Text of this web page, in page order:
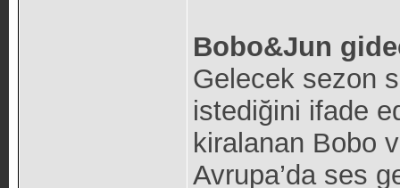
Bobo&Jun
Gelecek sezon
istediğini ifade
kiralanan Bobo
Avrupa’da ses